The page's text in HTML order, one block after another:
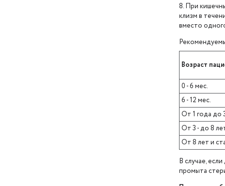
8. При
клизм в
вместо
Возраст
0 - 6 мес.
6 - 12 мес.
От 1 года до
От 3 - до 8
От 8 лет и
В случае,
промыта